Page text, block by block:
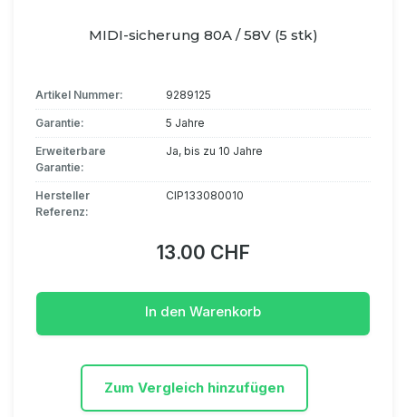
MIDI-sicherung 80A / 58V (5 stk)
Artikel Nummer: 9289125
Garantie: 5 Jahre
Erweiterbare
Garantie:
Ja, bis zu 10 Jahre
Hersteller
Referenz:
CIP133080010
13.00 CHF
In den Warenkorb
Zum Vergleich hinzufügen